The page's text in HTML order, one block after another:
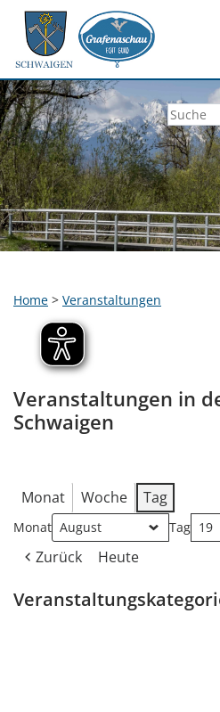
Home > Veranstaltungen
Veranstaltungen in
Schwaigen
Monat Woche Tag
Monat Tag
Zurück Heute